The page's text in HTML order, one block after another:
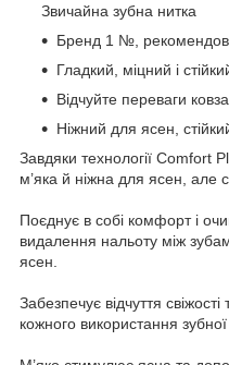
Звичайна зубна нитка
Бренд 1 №,
Гладкий, міцний і
Відчуйте переваги
Ніжний для ясен,
Завдяки технології Comfort
м’яка й ніжна для ясен, але
Поєднує в собі комфорт і
видалення нальоту між
ясен.
Забезпечує відчуття
кожного використання зубної